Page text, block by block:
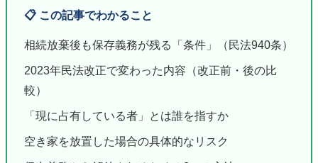
📋 この記事でわかること
相続放棄後も保存義務が残る「条件」（民法940条）
2023年民法改正で変わった内容（改正前・後の比
較）
「現に占有している者」とは誰を指すか
空き家を放置した場合の具体的なリスク